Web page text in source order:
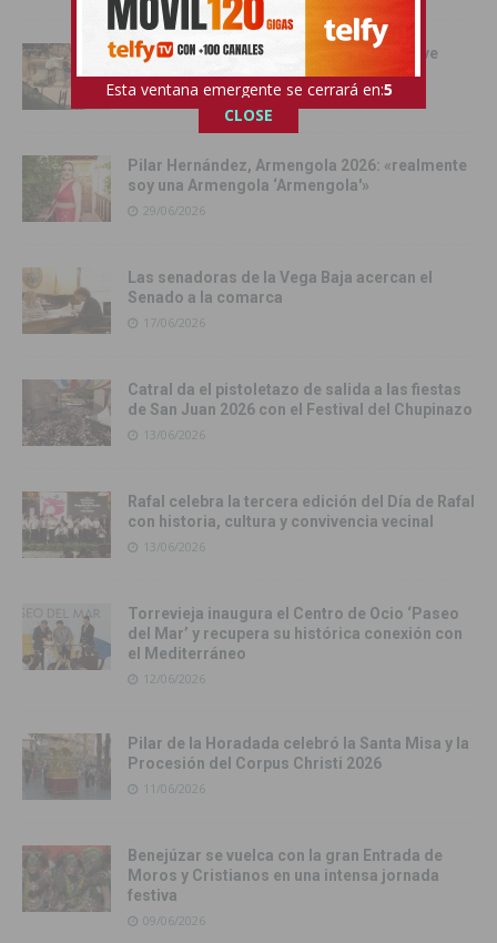
Orihuela se convierte en escenario del live
action de Enredados de Disney
01/07/2026
Pilar Hernández, Armengola 2026: «realmente
soy una Armengola ‘Armengola'»
29/06/2026
Las senadoras de la Vega Baja acercan el
Senado a la comarca
17/06/2026
Catral da el pistoletazo de salida a las fiestas
de San Juan 2026 con el Festival del Chupinazo
13/06/2026
Rafal celebra la tercera edición del Día de Rafal
con historia, cultura y convivencia vecinal
13/06/2026
Torrevieja inaugura el Centro de Ocio ‘Paseo
del Mar’ y recupera su histórica conexión con
el Mediterráneo
12/06/2026
Pilar de la Horadada celebró la Santa Misa y la
Procesión del Corpus Christi 2026
11/06/2026
Benejúzar se vuelca con la gran Entrada de
Moros y Cristianos en una intensa jornada
festiva
09/06/2026
Esta ventana emergente se cerrará en:4
CLOSE